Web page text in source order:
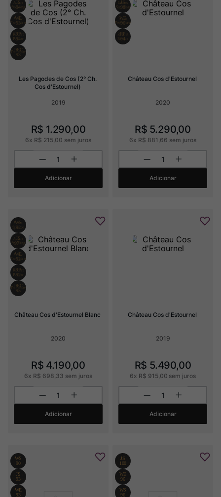
Les Pagodes de Cos (2° Ch.
Cos d'Estournel)
2019
R$ 1.290,00
6x R$ 215 00 sem juros
Adicionar
Château Cos d'Estournel
2020
R$ 5.290,00
6x R$ 881 66 sem juros
Adicionar
Château Cos d'Estournel Blanc
2020
R$ 4.190,00
6x R$ 698 33 sem juros
Adicionar
Château Cos d'Estournel
2019
R$ 5.490,00
6x R$ 915, 00 sem juros
Adicionar
8º Ver Sacrum
9º Champagne
10